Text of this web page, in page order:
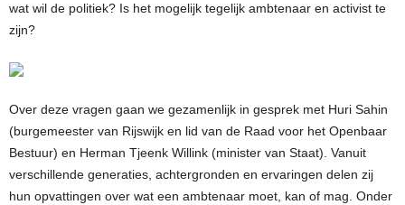
wat wil de politiek? Is het mogelijk tegelijk ambtenaar en activist te
zijn?
Over deze vragen gaan we gezamenlijk in gesprek met Huri Sahin
(burgemeester van Rijswijk en lid van de Raad voor het Openbaar
Bestuur) en Herman Tjeenk Willink (minister van Staat). Vanuit
verschillende generaties, achtergronden en ervaringen delen zij
hun opvattingen over wat een ambtenaar moet, kan of mag. Onder